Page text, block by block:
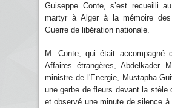
Guiseppe Conte, s’est recueilli
martyr à Alger à la mémoire
Guerre de libération nationale.
M. Conte, qui était accompagné
Affaires étrangères, Abdelkader
ministre de l'Energie, Mustapha
une gerbe de fleurs devant la stèle
et observé une minute de silence à